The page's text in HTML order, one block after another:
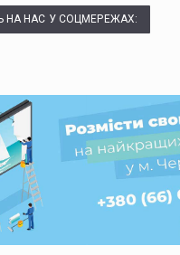
НА НАС У СОЦМЕРЕЖАХ: